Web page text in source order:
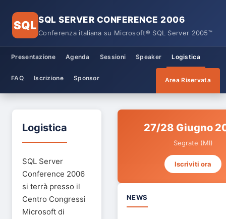
SQL SQL SERVER CONFERENCE 2006
Conferenza italiana su Microsoft® SQL Server 2005™
Presentazione Agenda Sessioni Speaker Logistica
FAQ Iscrizione Sponsor Area Riservata
Logistica
SQL Server
Conference 2006
si terrà presso il
Centro Congressi
Microsoft di
27/28 Giugno
Segrate (MI)
Iscriviti ora
NEWS